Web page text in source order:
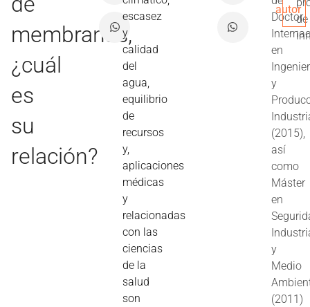
membranas,
¿cuál
es
su
relación?
escasez
y
calidad
del
agua,
equilibrio
de
recursos
y,
aplicaciones
médicas
y
relacionadas
con las
ciencias
de la
salud
son
de
Doctor
en
y
(2015),
así
como
Máster
en
y
Medio
(2011)
autor